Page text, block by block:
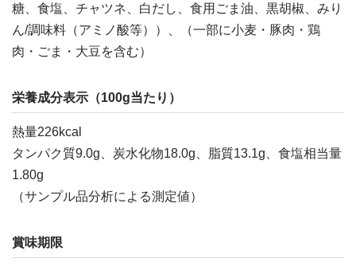
糖、食塩、チャツネ、白だし、食用ごま油、黒胡椒、みり
ん/調味料（アミノ酸等））、（一部に小麦・豚肉・鶏
肉・ごま・大豆を含む）
栄養成分表示（100g当たり）
熱量226kcal
タンパク質9.0g、炭水化物18.0g、脂質13.1g、食塩相当量
1.80g
（サンプル品分析による測定値）
賞味期限